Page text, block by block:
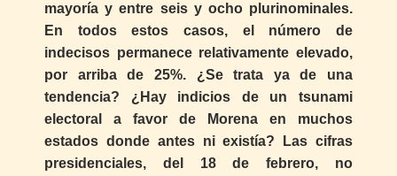
mayoría y entre seis y ocho plurinominales.
En todos estos casos, el número de
indecisos permanece relativamente elevado,
por arriba de 25%. ¿Se trata ya de una
tendencia? ¿Hay indicios de un tsunami
electoral a favor de Morena en muchos
estados donde antes ni existía? Las cifras
presidenciales, del 18 de febrero, no